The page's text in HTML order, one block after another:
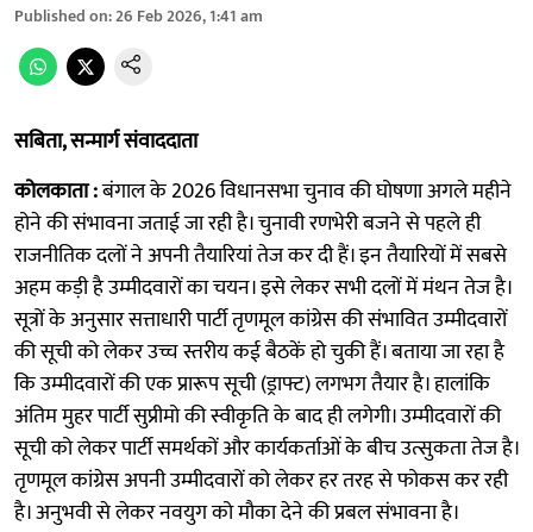
Published on:26 Feb 2026, 1:41 am
सबिता, सन्मार्ग संवाददाता
कोलकाता :बंगाल के 2026 विधानसभा चुनाव की घोषणा अगले महीने
होने की संभावना जताई जा रही है। चुनावी रणभेरी बजने से पहले ही
राजनीतिक दलों ने अपनी तैयारियां तेज कर दी हैं। इन तैयारियों में सबसे
अहम कड़ी है उम्मीदवारों का चयन। इसे लेकर सभी दलों में मंथन तेज है।
सूत्रों के अनुसार सत्ताधारी पार्टी तृणमूल कांग्रेस की संभावित उम्मीदवारों
की सूची को लेकर उच्च स्तरीय कई बैठकें हो चुकी हैं। बताया जा रहा है
कि उम्मीदवारों की एक प्रारूप सूची (ड्राफ्ट) लगभग तैयार है। हालांकि
अंतिम मुहर पार्टी सुप्रीमो की स्वीकृति के बाद ही लगेगी। उम्मीदवारों की
सूची को लेकर पार्टी समर्थकों और कार्यकर्ताओं के बीच उत्सुकता तेज है।
तृणमूल कांग्रेस अपनी उम्मीदवारों को लेकर हर तरह से फोकस कर रही
है। अनुभवी से लेकर नवयुग को मौका देने की प्रबल संभावना है।